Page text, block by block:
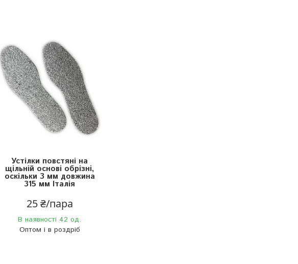
Устілки повстяні на
щільній основі обрізні,
оскільки 3 мм довжина
315 мм Італія
25 ₴/пара
В наявності 42 од.
Оптом і в роздріб